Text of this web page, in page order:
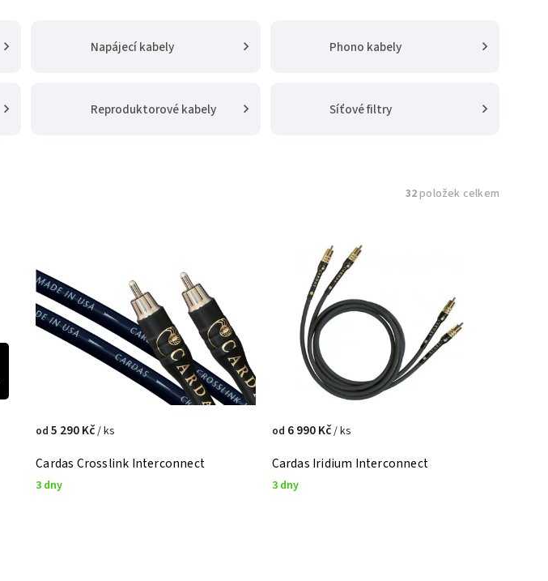
Napájecí kabely Phono kabely
Reproduktorové kabely Síťové filtry
32položek celkem
Cardas Crosslink Interconnect
3 dny
od 5 290 Kč/ ks
Cardas Iridium Interconnect
3 dny
od 6 990 Kč/ ks